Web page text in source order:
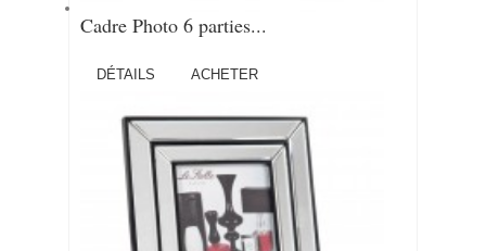
Cadre Photo 6 parties...
DÉTAILS ACHETER